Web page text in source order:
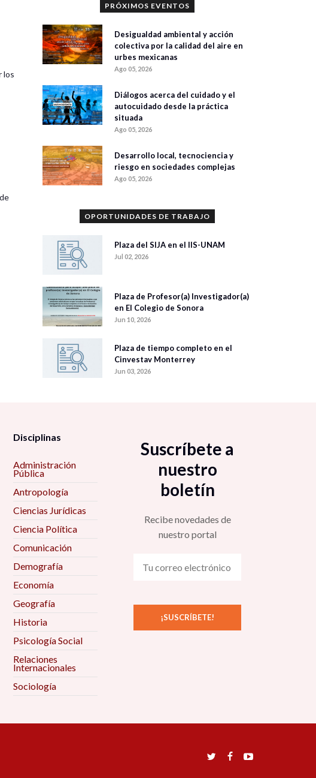
los
PRÓXIMOS EVENTOS
Desigualdad ambiental y acción
colectiva por la calidad del aire en
urbes mexicanas
Ago 05, 2026
Diálogos acerca del cuidado y el
autocuidado desde la práctica
situada
Ago 05, 2026
Desarrollo local, tecnociencia y
riesgo en sociedades complejas
Ago 05, 2026
OPORTUNIDADES DE TRABAJO
Plaza del SIJA en el IIS-UNAM
Jul 02, 2026
Plaza de Profesor(a) Investigador(a)
en El Colegio de Sonora
Jun 10, 2026
Plaza de tiempo completo en el
Cinvestav Monterrey
Jun 03, 2026
Disciplinas
Administración
Pública
Antropología
Ciencias Jurídicas
Ciencia Política
Comunicación
Demografía
Economía
Geografía
Historia
Psicología Social
Relaciones
Internacionales
Sociología
Suscríbete a
nuestro
boletín
Recibe novedades de
nuestro portal